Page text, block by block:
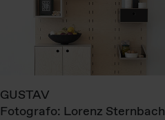
GUSTAV
Fotografo: Lorenz Sternbach